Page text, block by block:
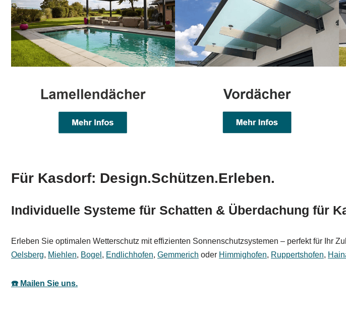
Für Kasdorf: Design.Schützen.Erleben.
Individuelle Systeme für Schatten & Überdachung für
Erleben Sie optimalen Wetterschutz mit effizienten Sonnenschutzsystemen – perfekt für Ihr
Oelsberg, Miehlen, Bogel , Endlichhofen, Gemmerich oder Himmighofen, Ruppertshofen,
☎️ Mailen Sie uns.